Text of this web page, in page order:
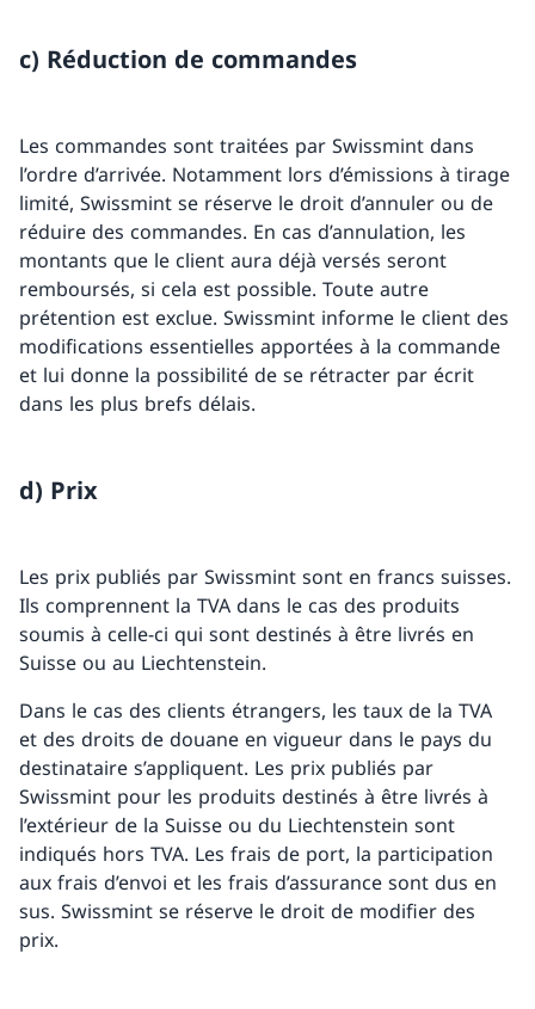
c) Réduction de commandes
Les commandes sont traitées par Swissmint dans
l’ordre d’arrivée. Notamment lors d’émissions à tirage
limité, Swissmint se réserve le droit d’annuler ou de
réduire des commandes. En cas d’annulation, les
montants que le client aura déjà versés seront
remboursés, si cela est possible. Toute autre
prétention est exclue. Swissmint informe le client des
modifications essentielles apportées à la commande
et lui donne la possibilité de se rétracter par écrit
dans les plus brefs délais.
d) Prix
Les prix publiés par Swissmint sont en francs suisses.
Ils comprennent la TVA dans le cas des produits
soumis à celle-ci qui sont destinés à être livrés en
Suisse ou au Liechtenstein.
Dans le cas des clients étrangers, les taux de la TVA
et des droits de douane en vigueur dans le pays du
destinataire s’appliquent. Les prix publiés par
Swissmint pour les produits destinés à être livrés à
l’extérieur de la Suisse ou du Liechtenstein sont
indiqués hors TVA. Les frais de port, la participation
aux frais d’envoi et les frais d’assurance sont dus en
sus. Swissmint se réserve le droit de modifier des
prix.